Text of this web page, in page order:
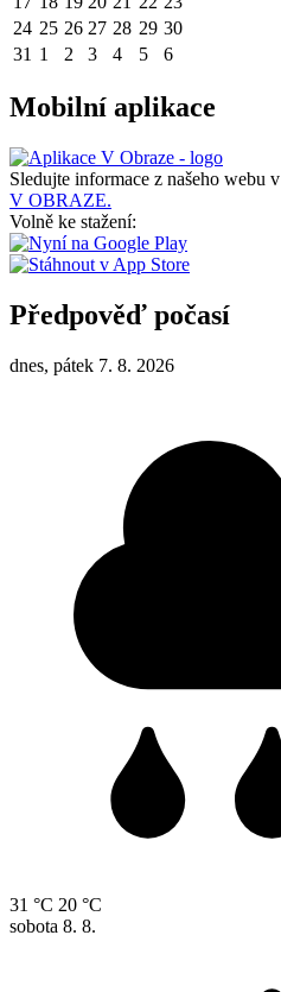
24 25 26 27 28 29 30
31 1 2 3 4 5 6
Mobilní aplikace
Sledujte informace z našeho webu v
V OBRAZE.
Volně ke stažení:
Předpověď počasí
dnes, pátek 7. 8. 2026
31 °C 20 °C
sobota 8. 8.